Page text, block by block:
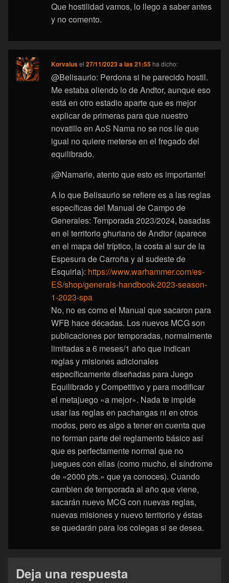
Que hostilidad vamos, lo llego a saber antes
y no comento.
Korvalusel27/11/2023 a las 21:55 ha dicho:
@Belisaurio: Perdona si he parecido hostil.
Me estaba oliendo lo de Andtor, aunque eso
está en otro estadio aparte que es mejor
explicar de primeras para que nuestro
novatillo en AoS Nama no se nos líe que
igual no quiere meterse en el fregado del
equilibrado.
¡@Namarie, atento que esto es importante!
A lo que Belisaurio se refiere es a las reglas
específicas del Manual de Campo de
Generales: Temporada 2023/2024, basadas
en el territorio ghuriano de Andtor (aparece
en el mapa del tríptico, la costa al sur de la
Espesura de Carroña y al sudeste de
Esquirla): https://www.warhammer.com/es-
ES/shop/generals-handbook-2023-season-
1-2023-spa
No, no es como el Manual que sacaron para
WFB hace décadas. Los nuevos MCG son
publicaciones por temporadas, normalmente
limitadas a 6 meses/1 año que indican
reglas y misiones adicionales
específicamente diseñadas para Juego
Equilibrado y Competitivo y para modificar
el metajuego «a mejor». Nada te impide
usar las reglas en pachangas ni en otros
modos, pero es algo a tener en cuenta que
no forman parte del reglamento básico así
que es perfectamente normal que no
juegues con ellas (como mucho, el síndrome
de «2000 pts.» que ya conoces). Cuando
cambien de temporada al año que viene,
sacarán nuevo MCG con nuevas reglas,
nuevas misiones y nuevo territorio y éstas
se quedarán para los colegas si se desea.
Deja una respuesta